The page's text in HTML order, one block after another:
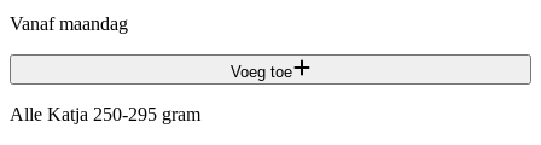
vanaf maandag
Voeg toe
Alle Katja 250-295 gram